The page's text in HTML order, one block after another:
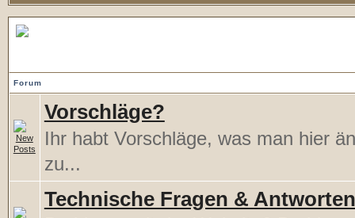
Forum
Vorschläge?
Ihr habt Vorschläge, was man hier
zu...
Technische Fragen & Antworten